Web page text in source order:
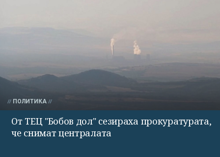
ПОЛИТИКА
От ТЕЦ "Бобов дол" сезираха прокуратурата,
че снимат централата